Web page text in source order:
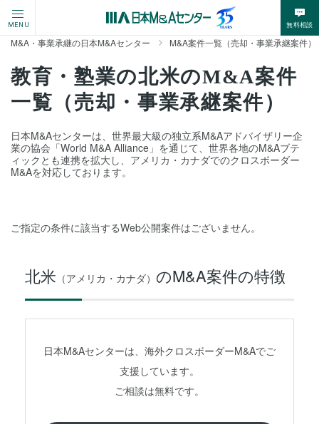
MENU 無料相談
M&A・事業承継の日本M&Aセンター M&A案件一覧（売却・事業承継案件）
教育・塾業の北米のM&A案件
一覧（売却・事業承継案件）
日本M&Aセンターは、世界最大級の独立系M&Aアドバイザリー企
業の協会「World M&A Alliance」を通じて、世界各地のM&Aブテ
ィックとも連携を拡大し、アメリカ・カナダでのクロスボーダー
M&Aを対応しております。
ご指定の条件に該当するWeb公開案件はございません。
北米 （アメリカ・カナダ） のM&A案件の特徴
日本M&Aセンターは、海外クロスボーダーM&Aでご
支援しています。
ご相談は無料です。